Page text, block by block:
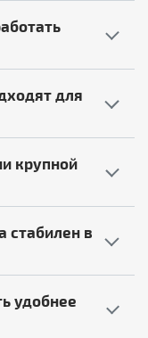
для
крупной
стабилен в
удобнее